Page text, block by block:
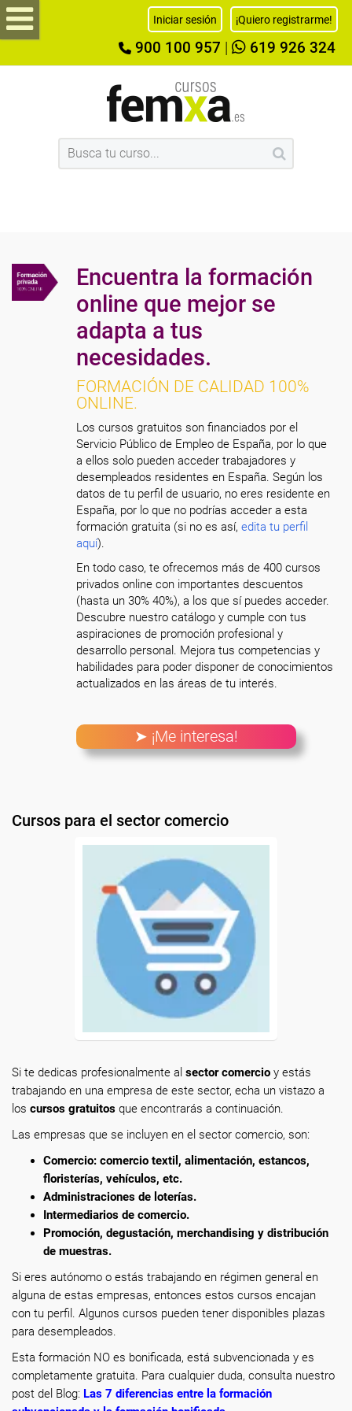
Iniciar sesión ¡Quiero registrarme!
900 100 957 619 926 324
Encuentra la formación
online que mejor se
adapta a tus
necesidades.
FORMACIÓN DE CALIDAD 100%
ONLINE.
Los cursos gratuitos son financiados por el
Servicio Público de Empleo de España, por lo que
a ellos solo pueden acceder trabajadores y
desempleados residentes en España. Según los
datos de tu perfil de usuario, no eres residente en
España, por lo que no podrías acceder a esta
formación gratuita (si no es así,edita tu perfil
aquí).
En todo caso, te ofrecemos más de 400 cursos
privados online con importantes descuentos
(hasta un 30% 40%), a los que sí puedes acceder.
Descubre nuestro catálogo y cumple con tus
aspiraciones de promoción profesional y
desarrollo personal. Mejora tus competencias y
habilidades para poder disponer de conocimientos
actualizados en las áreas de tu interés.
➤ ¡Me interesa!
Cursos para el sector comercio
Si te dedicas profesionalmente al sector comercio y estás
trabajando en una empresa de este sector, echa un vistazo a
los cursos gratuitos que encontrarás a continuación.
Las empresas que se incluyen en el sector comercio, son:
Comercio: comercio textil, alimentación, estancos,
floristerías, vehículos, etc.
Administraciones de loterías.
Intermediarios de comercio.
Promoción, degustación, merchandising y distribución
de muestras.
Si eres autónomo o estás trabajando en régimen general en
alguna de estas empresas, entonces estos cursos encajan
con tu perfil. Algunos cursos pueden tener disponibles plazas
para desempleados.
Esta formación NO es bonificada, está subvencionada y es
completamente gratuita. Para cualquier duda, consulta nuestro
post del Blog: Las 7 diferencias entre la formación